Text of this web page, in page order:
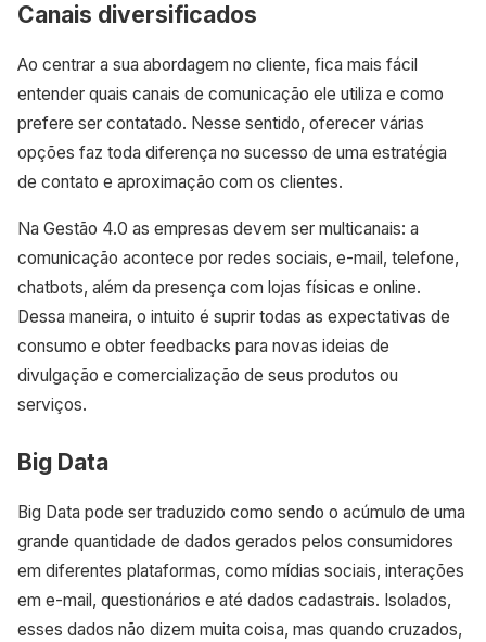
Canais diversificados
Ao centrar a sua abordagem no cliente, fica mais fácil
entender quais canais de comunicação ele utiliza e como
prefere ser contatado. Nesse sentido, oferecer várias
opções faz toda diferença no sucesso de uma estratégia
de contato e aproximação com os clientes.
Na Gestão 4.0 as empresas devem ser multicanais: a
comunicação acontece por redes sociais, e-mail, telefone,
chatbots, além da presença com lojas físicas e online.
Dessa maneira, o intuito é suprir todas as expectativas de
consumo e obter feedbacks para novas ideias de
divulgação e comercialização de seus produtos ou
serviços.
Big Data
Big Data pode ser traduzido como sendo o acúmulo de uma
grande quantidade de dados gerados pelos consumidores
em diferentes plataformas, como mídias sociais, interações
em e-mail, questionários e até dados cadastrais. Isolados,
esses dados não dizem muita coisa, mas quando cruzados,